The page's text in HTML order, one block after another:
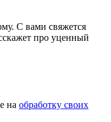
С вами свяжется
про уценный
на обработку своих